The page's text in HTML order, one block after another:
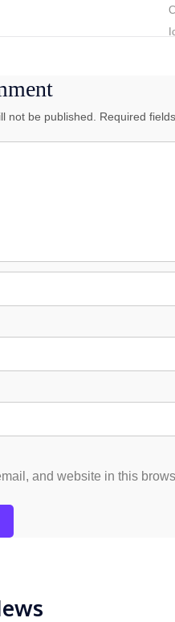
not be published. Required
and website in this